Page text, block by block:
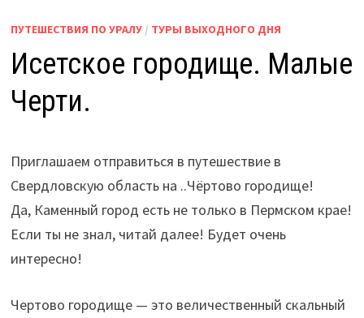
ПУТЕШЕСТВИЯ ПО УРАЛУ/ ТУРЫ ВЫХОДНОГО ДНЯ
Исетское городище. Малые
Черти.
Приглашаем отправиться в путешествие в
Свердловскую область на ..Чёртово городище!
Да, Каменный город есть не только в Пермском крае!
Если ты не знал, читай далее! Будет очень
интересно!
Чертово городище — это величественный скальный